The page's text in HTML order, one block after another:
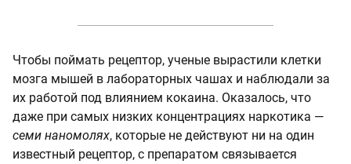
Чтобы поймать рецептор, ученые вырастили клетки
мозга мышей в лабораторных чашах и наблюдали за
их работой под влиянием кокаина. Оказалось, что
даже при самых низких концентрациях наркотика —
семи наномолях, которые не действуют ни на один
известный рецептор, с препаратом связывается